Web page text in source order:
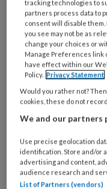
Huidkanker is
van kanker. Een
kanker is
aantal mensen
komende jaren
op de zes
de gevallen van
behandeld
opgespoord.
tracking technologies to
partners process data to
consent will disable
you see may not be as
change your choices or
Manage Preferences link
have effect within our
Policy. Privacy Statement
Would you rather not?
cookies, these do not
We and our partners
Use precise geolocation
identification. Store and/or
advertising and content,
audience research and
List of Partners (vendors)